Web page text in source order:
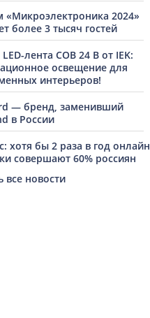
2024»
более 3 тысяч гостей
лента COB 24 В от IEK:
освещение для
интерьеров!
— бренд, заменивший
в России
хотя бы 2 раза в год онлайн
совершают 60% россиян
все новости